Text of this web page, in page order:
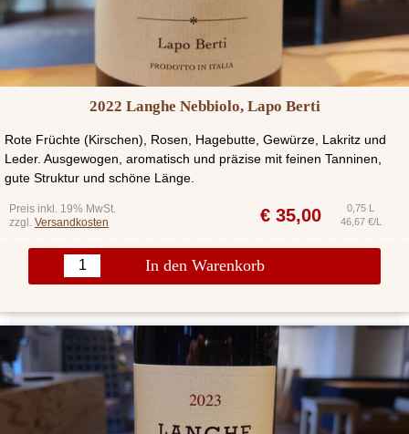
2022 Langhe Nebbiolo, Lapo Berti
Rote Früchte (Kirschen), Rosen, Hagebutte, Gewürze, Lakritz und
Leder. Ausgewogen, aromatisch und präzise mit feinen Tanninen,
gute Struktur und schöne Länge.
Preis inkl. 19% MwSt.
zzgl. Versandkosten € 35,00
0,75 L
46,67 €/L
In den Warenkorb